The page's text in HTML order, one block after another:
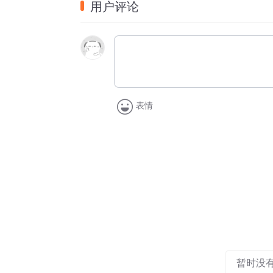
用户评论
表情
暂时没